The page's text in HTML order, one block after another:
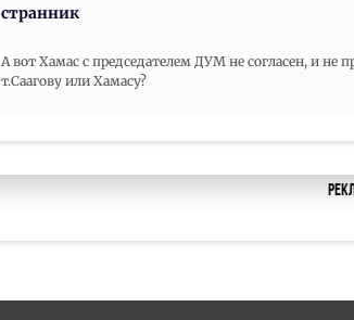
странник
А вот Хамас с председателем ДУМ не согласен, и не
т.Саагову или Хамасу?